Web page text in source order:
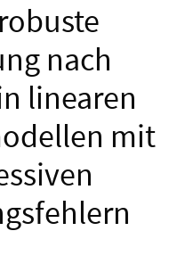
nach
linearen
mit